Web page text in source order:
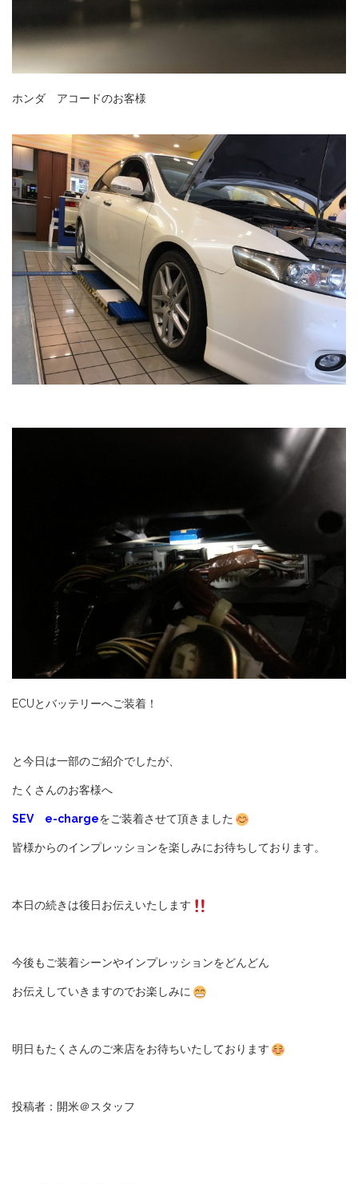
ホンダ アコードのお客様
ECUとバッテリーへご装着！
と今日は一部のご紹介でしたが、
たくさんのお客様へ
SEV e-chargeをご装着させて頂きました
皆様からのインプレッションを楽しみにお待ちしております。
本日の続きは後日お伝えいたします
今後もご装着シーンやインプレッションをどんどん
お伝えしていきますのでお楽しみに
明日もたくさんのご来店をお待ちいたしております
投稿者：開米＠スタッフ